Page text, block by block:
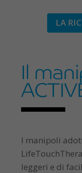
LA
Il
I manipoli
leggeri e di